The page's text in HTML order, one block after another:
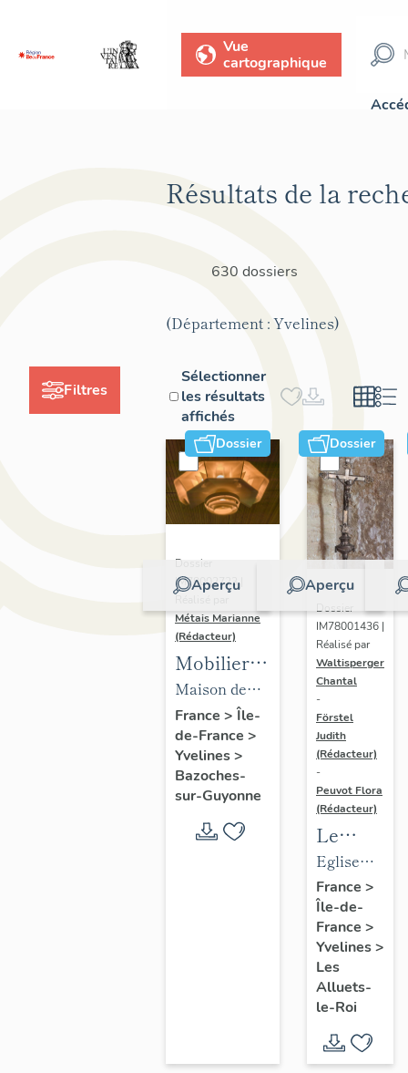
Vue
cartographique
Filtres
Résultats de la
630 dossiers
(Département : Yvelines)
Sélectionner
les résultats
affichés
Dossier
Aperçu
Dossier
IM78002723 |
Métais Marianne
(Rédacteur)
Mobilier
de la
maison
Louis
Carré
Maison de
villégiature
dite maison
Louis Carré
France > Île-
de-France >
Yvelines>
Bazoches-
sur-Guyonne
Dossier
Aperçu
Dossier
IM78001436 |
Réalisé par
Waltisperger
Chantal
-
Förstel
Judith
(Rédacteur)
-
Peuvot Flora
(Rédacteur)
Le
mobilier
de
l'église
Saint-
Nicolas
Eglise
paroissiale
Saint-
Nicolas
France >
Île-de-
France >
Yvelines>
Les
Alluets-
le-Roi